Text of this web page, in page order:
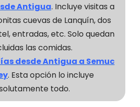
Antigua. Incluye visitas a
cuevas de Lanquín, dos
entradas, etc. Solo quedan
las comidas.
desde Antigua a Semuc
. Esta opción lo incluye
todo.